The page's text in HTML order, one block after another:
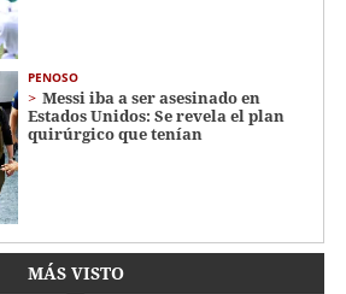
PENOSO
Messi iba a ser asesinado en
Estados Unidos: Se revela el plan
quirúrgico que tenían
MÁS VISTO